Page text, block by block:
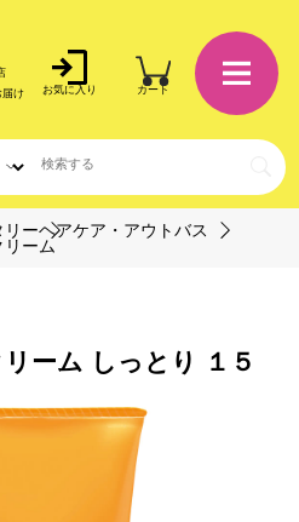
届け お気に入り カート
リーヘアケア・アウトバス
リーム
ーム しっとり １５